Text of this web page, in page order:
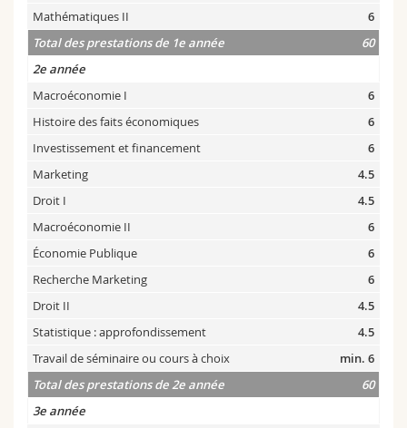
Mathématiques II
6
Total des prestations de 1e année
60
2e année
Macroéconomie I
6
Histoire des faits économiques
6
Investissement et financement
6
Marketing
4.5
Droit I
4.5
Macroéconomie II
6
Économie Publique
6
Recherche Marketing
6
Droit II
4.5
Statistique : approfondissement
4.5
Travail de séminaire ou cours à choix
min. 6
Total des prestations de 2e année
60
3e année